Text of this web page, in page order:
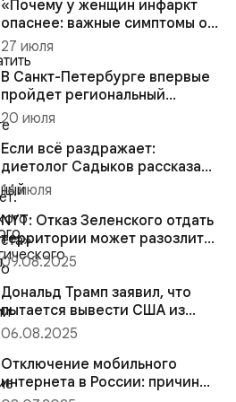
«Почему у женщин инфаркт
опаснее: важные симптомы от
эксперта Пироговского У...
27 июля
В Санкт-Петербурге впервые
пройдет региональный
конгресс Российского
кардиол...
20 июля
Если всё раздражает:
диетолог Садыков рассказал,
что съесть для нервной сист...
14 июля
NYT: Отказ Зеленского отдать
территории может разозлить
Дональда Трампа
09.08.2025
Дональд Трамп заявил, что
пытается вывести США из
конфликта на Украине
06.08.2025
Отключение мобильного
интернета в России: причины,